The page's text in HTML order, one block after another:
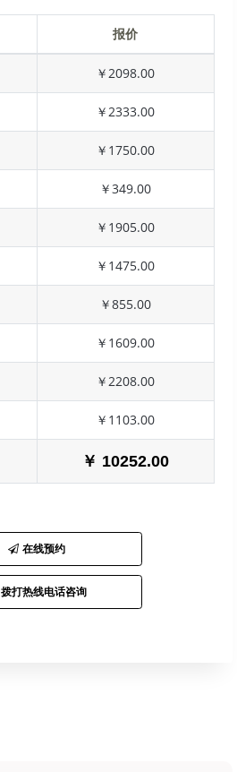
报价
￥2098.00
￥2333.00
￥1750.00
￥349.00
￥1905.00
￥1475.00
￥855.00
￥1609.00
￥2208.00
￥1103.00
￥ 10252.00
在线预约
拨打热线电话咨询